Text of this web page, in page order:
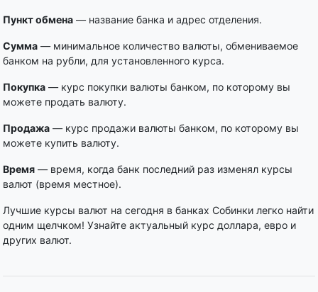
Пункт обмена — название банка и адрес отделения.
Сумма — минимальное количество валюты, обмениваемое
банком на рубли, для установленного курса.
Покупка — курс покупки валюты банком, по которому вы
можете продать валюту.
Продажа — курс продажи валюты банком, по которому вы
можете купить валюту.
Время — время, когда банк последний раз изменял курсы
валют (время местное).
Лучшие курсы валют на сегодня в банках Собинки легко найти
одним щелчком! Узнайте актуальный курс доллара, евро и
других валют.